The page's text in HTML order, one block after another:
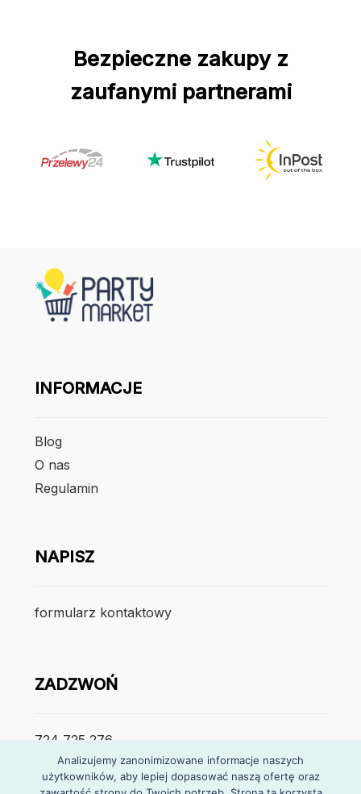
Bezpieczne zakupy z
zaufanymi partnerami
INFORMACJE
Blog
O nas
Regulamin
NAPISZ
formularz kontaktowy
ZADZWOŃ
724 725 276
poniedzialek – piątek
Analizujemy zanonimizowane informacje naszych
użytkowników, aby lepiej dopasować naszą ofertę oraz